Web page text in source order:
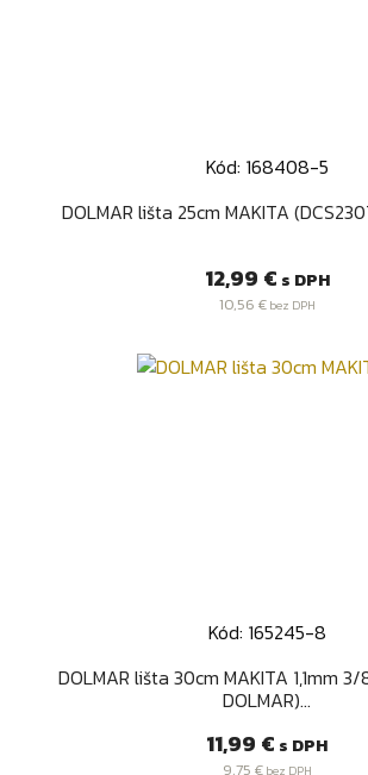
Kód: 168408-5
DOLMAR lišta 25cm MAKITA
Cena
12,99 € s DPH
10,56 €bez DPH
Kód: 165245-8
DOLMAR lišta 30cm MAKITA 1,1mm 3/
DOLMAR)...
Cena
11,99 € s DPH
9,75 €bez DPH